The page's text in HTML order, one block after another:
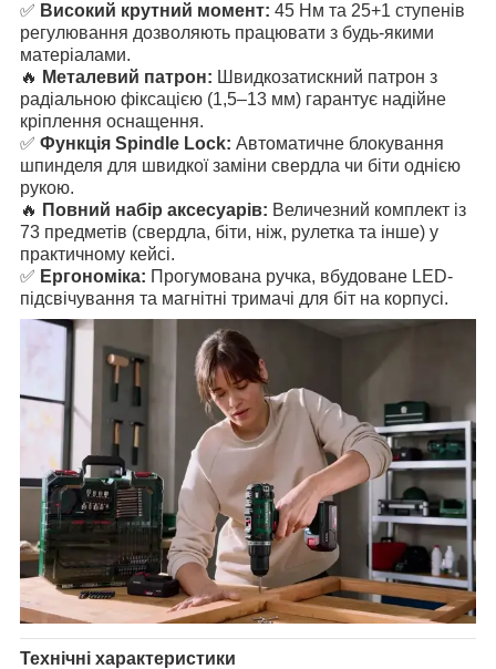
✅ Високий крутний момент: 45 Нм та 25+1 ступенів
регулювання дозволяють працювати з будь-якими
матеріалами.
🔥 Металевий патрон: Швидкозатискний патрон з
радіальною фіксацією (1,5–13 мм) гарантує надійне
кріплення оснащення.
✅ Функція Spindle Lock: Автоматичне блокування
шпинделя для швидкої заміни свердла чи біти однією
рукою.
🔥 Повний набір аксесуарів: Величезний комплект із
73 предметів (свердла, біти, ніж, рулетка та інше) у
практичному кейсі.
✅ Ергономіка: Прогумована ручка, вбудоване LED-
підсвічування та магнітні тримачі для біт на корпусі.
Технічні характеристики